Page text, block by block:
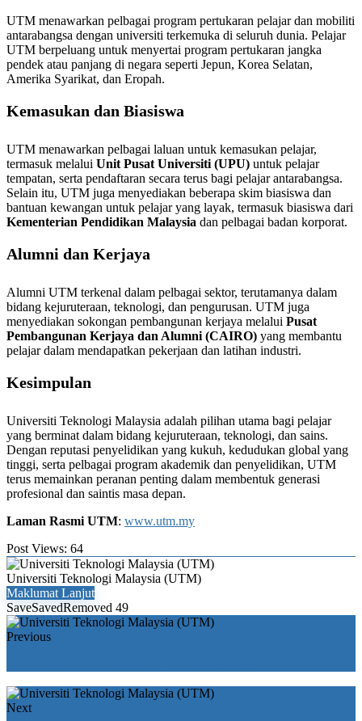
UTM menawarkan pelbagai program pertukaran pelajar dan mobiliti
antarabangsa dengan universiti terkemuka di seluruh dunia. Pelajar
UTM berpeluang untuk menyertai program pertukaran jangka
pendek atau panjang di negara seperti Jepun, Korea Selatan,
Amerika Syarikat, dan Eropah.
Kemasukan dan Biasiswa
UTM menawarkan pelbagai laluan untuk kemasukan pelajar,
termasuk melalui Unit Pusat Universiti (UPU) untuk pelajar
tempatan, serta pendaftaran secara terus bagi pelajar antarabangsa.
Selain itu, UTM juga menyediakan beberapa skim biasiswa dan
bantuan kewangan untuk pelajar yang layak, termasuk biasiswa dari
Kementerian Pendidikan Malaysia dan pelbagai badan korporat.
Alumni dan Kerjaya
Alumni UTM terkenal dalam pelbagai sektor, terutamanya dalam
bidang kejuruteraan, teknologi, dan pengurusan. UTM juga
menyediakan sokongan pembangunan kerjaya melalui Pusat
Pembangunan Kerjaya dan Alumni (CAIRO) yang membantu
pelajar dalam mendapatkan pekerjaan dan latihan industri.
Kesimpulan
Universiti Teknologi Malaysia adalah pilihan utama bagi pelajar
yang berminat dalam bidang kejuruteraan, teknologi, dan sains.
Dengan reputasi penyelidikan yang kukuh, kedudukan global yang
tinggi, serta pelbagai program akademik dan penyelidikan, UTM
terus memainkan peranan penting dalam membentuk generasi
profesional dan saintis masa depan.
Laman Rasmi UTM: www.utm.my
Post Views: 64
Universiti Teknologi Malaysia (UTM)
Maklumat Lanjut
SaveSavedRemoved 49
Previous
Next